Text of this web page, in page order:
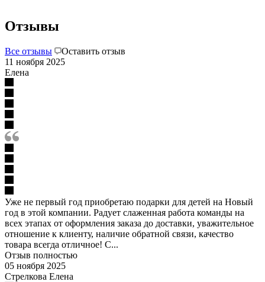
Отзывы
Все отзывы
Оставить отзыв
11 ноября 2025
Елена
Уже не первый год приобретаю подарки для детей на Новый
год в этой компании. Радует слаженная работа команды на
всех этапах от оформления заказа до доставки, уважительное
отношение к клиенту, наличие обратной связи, качество
товара всегда отличное! С...
Отзыв полностью
05 ноября 2025
Стрелкова Елена